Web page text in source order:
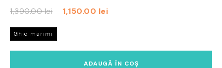
1,390.00lei
Prețul
a
1,150.00 lei
Prețul
este:
Ghid marimi
ADAUGĂ ÎN COȘ